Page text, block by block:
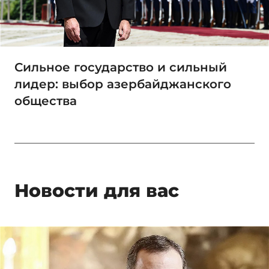
Сильное государство и сильный
лидер: выбор азербайджанского
общества
Новости для вас